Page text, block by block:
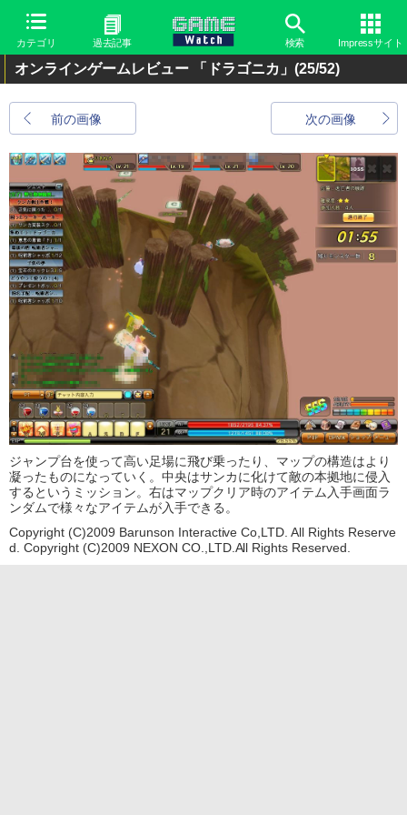
カテゴリ 過去記事 検索 Impressサイト
オンラインゲームレビュー 「ドラゴニカ」 (25/52)
前の画像 次の画像
ジャンプ台を使って高い足場に飛び乗ったり、マップの構造はより
凝ったものになっていく。中央はサンカに化けて敵の本拠地に侵入
するというミッション。右はマップクリア時のアイテム入手画面ラ
ンダムで様々なアイテムが入手できる。
Copyright (C)2009 Barunson Interactive Co,LTD. All Rights Reserve
d. Copyright (C)2009 NEXON CO.,LTD.All Rights Reserved.